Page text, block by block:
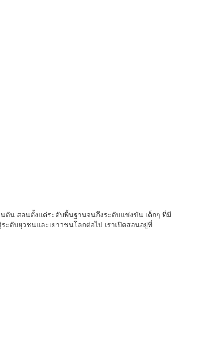
ตัน สอนตั้งแต่ระดับพื้นฐานจนภึงระดับแข่งขัน เด็กๆ ที่มี
ะดับยุวชนและเยาวชนโลกต่อไป เราเปิดสอนอยู่ที่